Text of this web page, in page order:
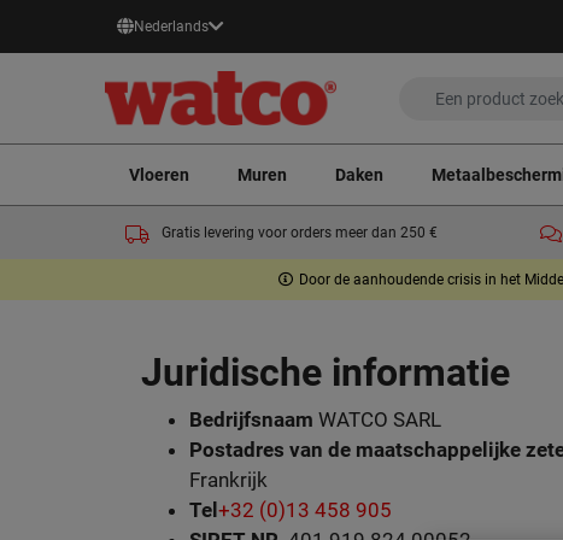
Nederlands
Vloeren Muren Daken
Gratis levering voor orders meer dan 250 €
Door de aanhoudende crisis in het
Juridische informatie
Bedrijfsnaam WATCO SARL
Postadres van de maatschappelijke
Frankrijk
Tel +32 (0)13 458 905